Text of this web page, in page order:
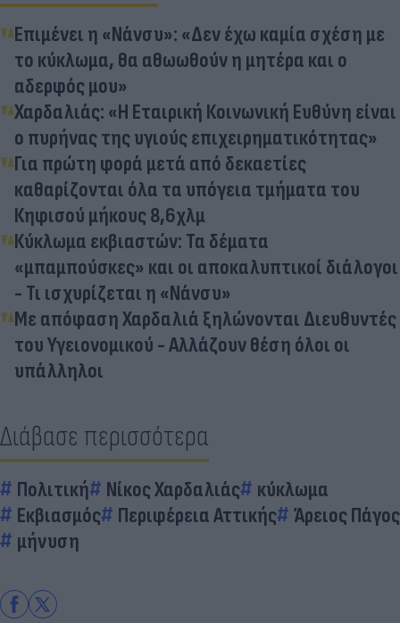
Επιμένει η «Νάνσυ»: «Δεν έχω καμία σχέση με
το κύκλωμα, θα αθωωθούν η μητέρα και ο
αδερφός μου»
Χαρδαλιάς: «Η Εταιρική Κοινωνική Ευθύνη είναι
ο πυρήνας της υγιούς επιχειρηματικότητας»
Για πρώτη φορά μετά από δεκαετίες
καθαρίζονται όλα τα υπόγεια τμήματα του
Κηφισού μήκους 8,6χλμ
Κύκλωμα εκβιαστών: Τα δέματα
«μπαμπούσκες» και οι αποκαλυπτικοί διάλογοι
- Τι ισχυρίζεται η «Νάνσυ»
Με απόφαση Χαρδαλιά ξηλώνονται Διευθυντές
του Υγειονομικού - Αλλάζουν θέση όλοι οι
υπάλληλοι
Διάβασε περισσότερα
Πολιτική Νίκος Χαρδαλιάς
κύκλωμα
Εκβιασμός
Περιφέρεια Αττικής
Άρειος Πάγος
μήνυση